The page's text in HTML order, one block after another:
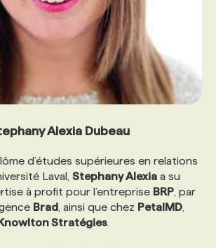
Alexia Dubeau
d’études supérieures en relations
Laval, Stephany Alexia a su
à profit pour l’entreprise BRP , par
Brad , ainsi que chez PetalMD
Stratégies